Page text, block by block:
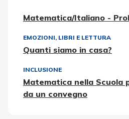
Matematica/Italiano -
EMOZIONI, LIBRI E LETTURA
Quanti siamo in casa?
INCLUSIONE
Matematica nella Scuola
da un convegno